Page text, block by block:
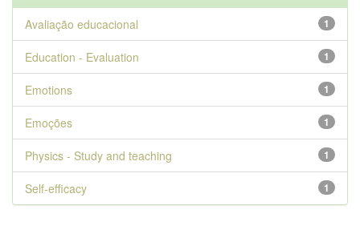
1
Avaliação educacional
1
Education - Evaluation
1
Emotions
1
Emoções
1
Physics - Study and teaching
1
Self-efficacy